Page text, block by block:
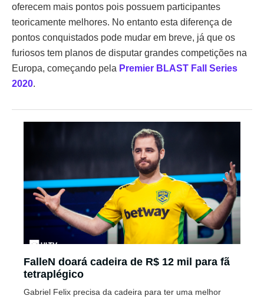
oferecem mais pontos pois possuem participantes
teoricamente melhores. No entanto esta diferença de
pontos conquistados pode mudar em breve, já que os
furiosos tem planos de disputar grandes competições na
Europa, começando pela Premier BLAST Fall Series
2020.
FalleN doará cadeira de R$ 12 mil para fã
tetraplégico
Gabriel Felix precisa da cadeira para ter uma melhor